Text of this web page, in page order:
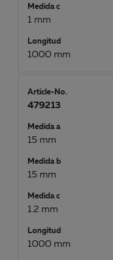
Medida c
1 mm
Longitud
1000 mm
Article-No.
479213
Medida a
15 mm
Medida b
15 mm
Medida c
1.2 mm
Longitud
1000 mm